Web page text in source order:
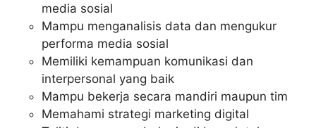
media sosial
Mampu menganalisis data dan mengukur
performa media sosial
Memiliki kemampuan komunikasi dan
interpersonal yang baik
Mampu bekerja secara mandiri maupun tim
Memahami strategi marketing digital